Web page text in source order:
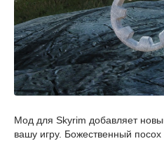
Мод для Skyrim добавляет
вашу игру. Божественный